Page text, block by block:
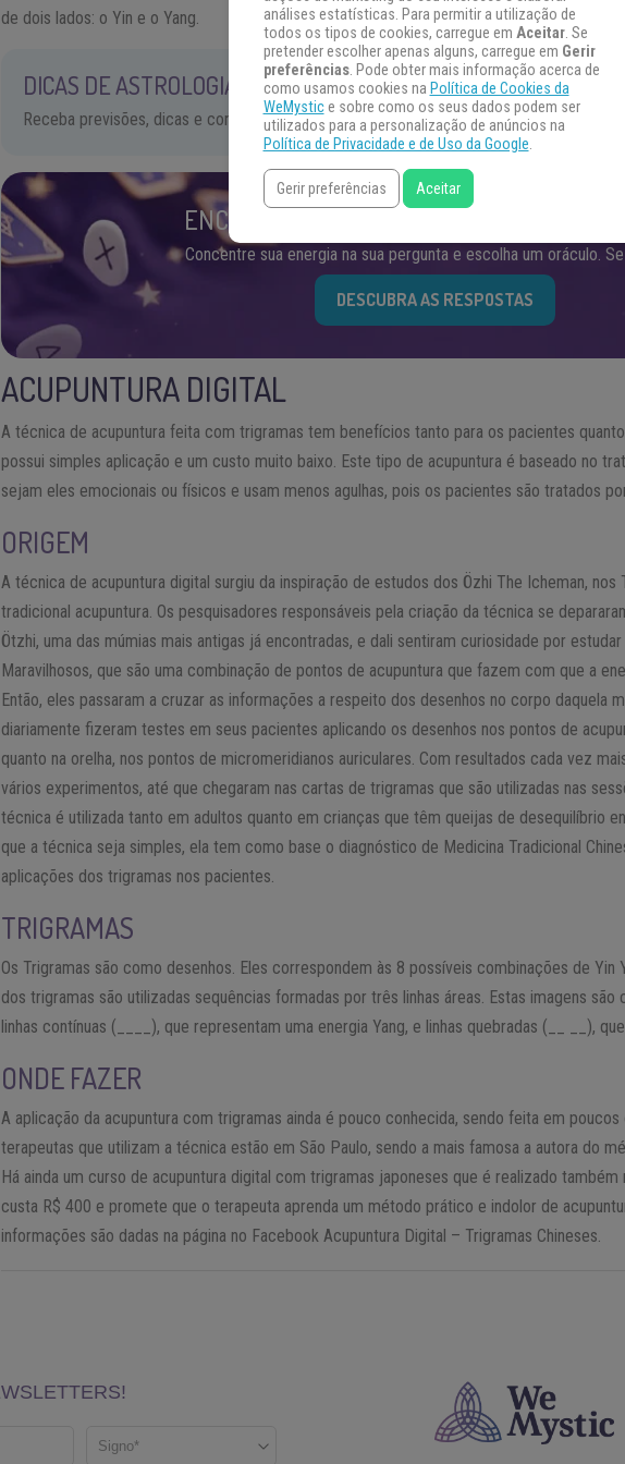
de dois lados: o Yin e o Yang.
DICAS DE ASTROLOGIA NA SUA INBOX!
Receba previsões, dicas e conteúdos exclusivos.
ENCONTRE AS RESPOSTAS QUE VOCÊ
Concentre sua energia na sua pergunta e escolha um oráculo.
DESCUBRA AS RESPOSTAS
ACUPUNTURA DIGITAL
A técnica de acupuntura feita com trigramas tem benefícios tanto para os pacientes
possui simples aplicação e um custo muito baixo. Este tipo de acupuntura é baseado no
sejam eles emocionais ou físicos e usam menos agulhas, pois os pacientes são tratados
ORIGEM
A técnica de acupuntura digital surgiu da inspiração de estudos dos Özhi The Icheman, nos
tradicional acupuntura. Os pesquisadores responsáveis pela criação da técnica se
Ötzhi, uma das múmias mais antigas já encontradas, e dali sentiram curiosidade por
Maravilhosos, que são uma combinação de pontos de acupuntura que fazem com que a
Então, eles passaram a cruzar as informações a respeito dos desenhos no corpo daquela
diariamente fizeram testes em seus pacientes aplicando os desenhos nos pontos de
quanto na orelha, nos pontos de micromeridianos auriculares. Com resultados cada vez
vários experimentos, até que chegaram nas cartas de trigramas que são utilizadas nas
técnica é utilizada tanto em adultos quanto em crianças que têm queijas de desequilíbrio
que a técnica seja simples, ela tem como base o diagnóstico de Medicina Tradicional
aplicações dos trigramas nos pacientes.
TRIGRAMAS
Os Trigramas são como desenhos. Eles correspondem às 8 possíveis combinações de Yin
dos trigramas são utilizadas sequências formadas por três linhas áreas. Estas imagens
linhas contínuas (____), que representam uma energia Yang, e linhas quebradas (__ __),
ONDE FAZER
A aplicação da acupuntura com trigramas ainda é pouco conhecida, sendo feita em
terapeutas que utilizam a técnica estão em São Paulo, sendo a mais famosa a autora do
Há ainda um curso de acupuntura digital com trigramas japoneses que é realizado também
custa R$ 400 e promete que o terapeuta aprenda um método prático e indolor de
informações são dadas na página no Facebook Acupuntura Digital – Trigramas Chineses.
análises estatísticas. Para permitir a utilização de
todos os tipos de cookies, carregue em Aceitar. Se
pretender escolher apenas alguns, carregue em Gerir
preferências. Pode obter mais informação acerca de
como usamos cookies na Política de Cookies da
WeMystice sobre como os seus dados podem ser
utilizados para a personalização de anúncios na
Política de Privacidade e de Uso da Google.
Gerir preferências Aceitar